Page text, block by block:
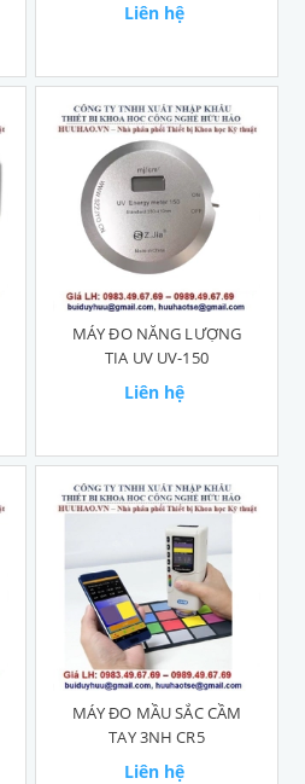
Liên hệ
MÁY ĐO NĂNG LƯỢNG
TIA UV UV-150
Liên hệ
MÁY ĐO MẦU SẮC CẦM
TAY 3NH CR5
Liên hệ